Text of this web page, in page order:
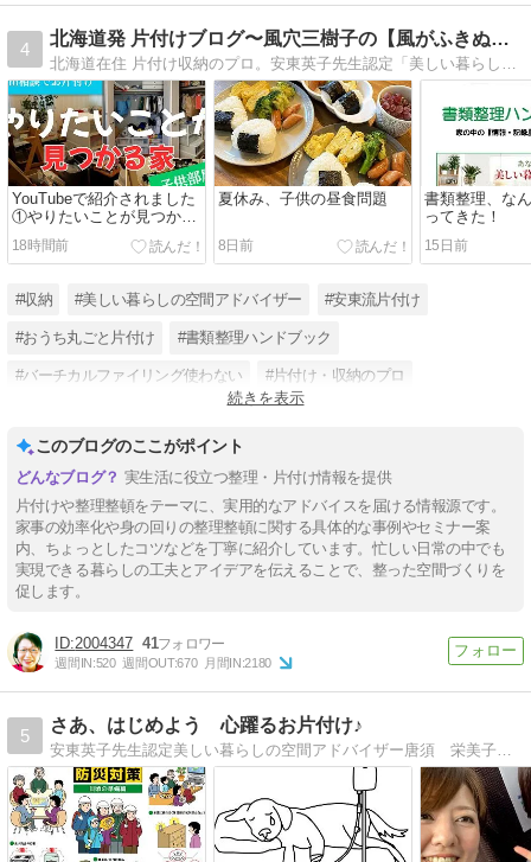
4
北海道発 片付けブログ〜風穴三樹子の【風がふきぬける家】
北海道在住 片付け収納のプロ。安東英子先生認定「美しい暮らしの空間アドバイザー」。札幌・道央をはじめ北海道全域お片付けに伺います。【書類整理ハンドブック】で一生悩まない書類整理をアドバイス。
YouTubeで紹介されました
①やりたいことが見つかる
18時間前
夏休み、子供の昼食問題
8日前
書類整理、な
ってきた！
15日前
#収納 #美しい暮らしの空間アドバイザー #安東流片付け
#おうち丸ごと片付け #書類整理ハンドブック
#バーチカルファイリング使わない #片付け・収納のプロ
#子供部屋の片付け #家具配置をアドバイス
続きを表示
このブログのここがポイント
実生活に役立つ整理・片付け情報を提供
片付けや整理整頓をテーマに、実用的なアドバイスを届ける情報源です。
家事の効率化や身の回りの整理整頓に関する具体的な事例やセミナー案
内、ちょっとしたコツなどを丁寧に紹介しています。忙しい日常の中でも
実現できる暮らしの工夫とアイデアを伝えることで、整った空間づくりを
促します。
2004347 41
週間IN:520 週間OUT:670 月間IN:2180
5
さあ、はじめよう 心躍るお片付け♪